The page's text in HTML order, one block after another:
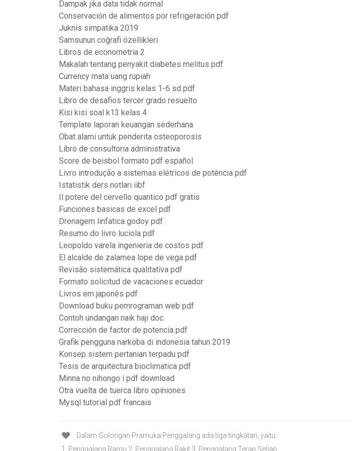
Dampak jika data tidak normal
Conservación de alimentos por refrigeración pdf
Juknis simpatika 2019
Samsunun coğrafi özellikleri
Libros de econometria 2
Makalah tentang penyakit diabetes melitus pdf
Currency mata uang rupiah
Materi bahasa inggris kelas 1-6 sd pdf
Libro de desafios tercer grado resuelto
Kisi kisi soal k13 kelas 4
Template laporan keuangan sederhana
Obat alami untuk penderita osteoporosis
Libro de consultoria administrativa
Score de beisbol formato pdf español
Livro introdução a sistemas elétricos de potência pdf
Istatistik ders notları iibf
Il potere del cervello quantico pdf gratis
Funciones basicas de excel pdf
Drenagem linfatica godoy pdf
Resumo do livro luciola pdf
Leopoldo varela ingenieria de costos pdf
El alcalde de zalamea lope de vega pdf
Revisão sistemática qualitativa pdf
Formato solicitud de vacaciones ecuador
Livros em japonês pdf
Download buku pemrograman web pdf
Contoh undangan naik haji doc
Corrección de factor de potencia pdf
Grafik pengguna narkoba di indonesia tahun 2019
Konsep sistem pertanian terpadu pdf
Tesis de arquitectura bioclimatica pdf
Minna no nihongo i pdf download
Otra vuelta de tuerca libro opiniones
Mysql tutorial pdf francais
Dalam Golongan Pramuka Penggalang ada tiga tingkatan, yaitu:
1. Penggalang Ramu 2. Penggalang Rakit 3. Penggalang Terap Setiap